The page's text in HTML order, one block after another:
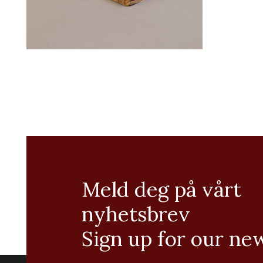
Meld deg på vårt
nyhetsbrev
Sign up for our